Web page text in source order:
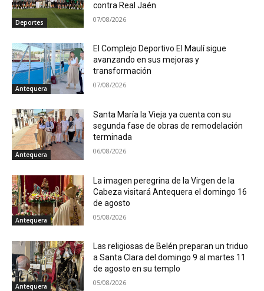
Deportes
contra Real Jaén
07/08/2026
Antequera
El Complejo Deportivo El Maulí sigue
avanzando en sus mejoras y
transformación
07/08/2026
Antequera
Santa María la Vieja ya cuenta con su
segunda fase de obras de remodelación
terminada
06/08/2026
Antequera
La imagen peregrina de la Virgen de la
Cabeza visitará Antequera el domingo 16
de agosto
05/08/2026
Antequera
Las religiosas de Belén preparan un triduo
a Santa Clara del domingo 9 al martes 11
de agosto en su templo
05/08/2026